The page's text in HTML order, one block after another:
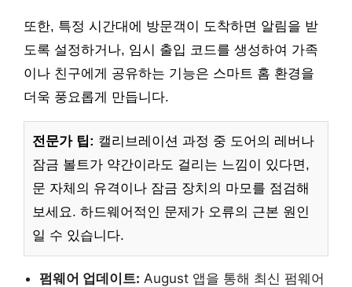
또한, 특정 시간대에 방문객이 도착하면 알림을 받
도록 설정하거나, 임시 출입 코드를 생성하여 가족
이나 친구에게 공유하는 기능은 스마트 홈 환경을
더욱 풍요롭게 만듭니다.
전문가 팁: 캘리브레이션 과정 중 도어의 레버나
잠금 볼트가 약간이라도 걸리는 느낌이 있다면,
문 자체의 유격이나 잠금 장치의 마모를 점검해
보세요. 하드웨어적인 문제가 오류의 근본 원인
일 수 있습니다.
펌웨어 업데이트: August 앱을 통해 최신 펌웨어